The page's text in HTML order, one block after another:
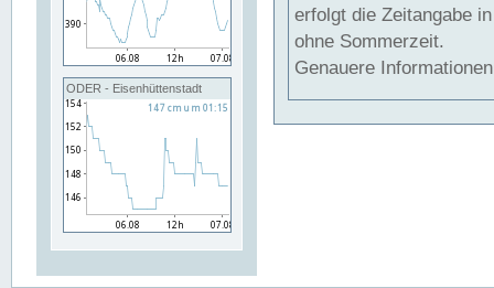
ODER - Eisenhüttenstadt
erfolgt die Zeitangabe
ohne Sommerzeit.
Genauere